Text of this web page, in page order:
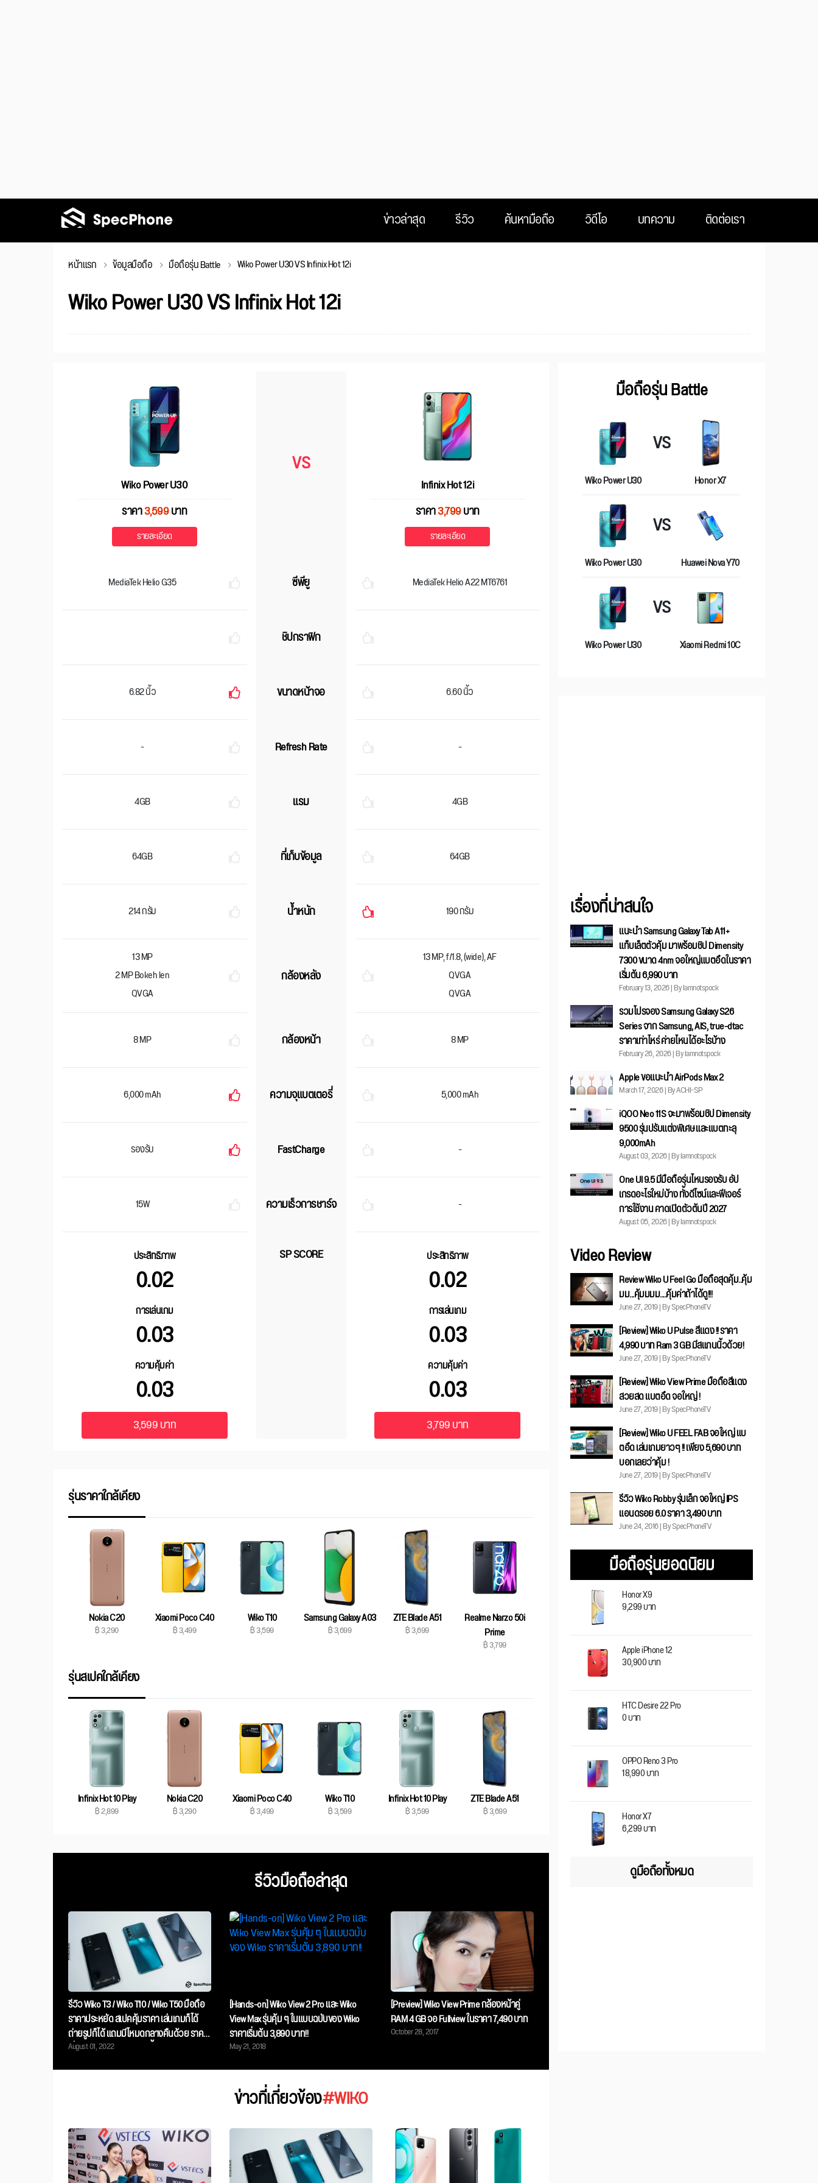
ข่าวล่าสุด รีวิว ค้นหามือถือ วิดีโอ บทความ ติดต่อเรา
หน้าแรก ข้อมูลมือถือ มือถือรุ่น Battle Wiko Power U30 VS Infinix Hot 12i
Wiko Power U30 VS Infinix Hot 12i
VS
Wiko Power U30
ราคา3,599บาท
รายละเอียด
Infinix Hot 12i
ราคา3,799บาท
รายละเอียด
ซีพียู
MediaTek Helio G35 MediaTek Helio A22 MT6761
ชิปกราฟิก
ขนาดหน้าจอ
6.82 นิ้ว 6.60 นิ้ว
Refresh Rate
- -
แรม
4GB 4GB
ที่เก็บข้อมูล
64GB 64GB
น้ำหนัก
214 กรัม 190 กรัม
กล้องหลัง
13 MP
2 MP Bokeh len
QVGA
13 MP, f/1.8, (wide), AF
QVGA
QVGA
กล้องหน้า
8 MP 8 MP
ความจุแบตเตอรี่
6,000 mAh 5,000 mAh
FastCharge
รองรับ -
ความเร็วการชาร์จ
15W -
SP SCORE
ประสิทธิภาพ
0.02
การเล่นเกม
0.03
ความคุ้มค่า
0.03
ประสิทธิภาพ
0.02
การเล่นเกม
0.03
ความคุ้มค่า
0.03
3,599 บาท 3,799 บาท
รุ่นราคาใกล้เคียง
Nokia C20
฿ 3,290
Xiaomi Poco C40
฿ 3,499
Wiko T10
฿ 3,599
Samsung Galaxy A03
฿ 3,699
ZTE Blade A51
฿ 3,699
Realme Narzo 50i
Prime
฿ 3,799
รุ่นสเปคใกล้เคียง
Infinix Hot 10 Play
฿ 2,899
Nokia C20
฿ 3,290
Xiaomi Poco C40
฿ 3,499
Wiko T10
฿ 3,599
Infinix Hot 10 Play
฿ 3,599
ZTE Blade A51
฿ 3,699
รีวิวมือถือล่าสุด
รีวิว Wiko T3 / Wiko T10 / Wiko T50 มือถือ
ราคาประหยัด สเปคคุ้มราคา เล่นเกมก็ได้
ถ่ายรูปก็ได้ แถมมีโหมดกลางคืนด้วย ราคา
เริ่มต้นแค่ 3,599 บาทเท่านั้น
August 01, 2022
[Hands-on] Wiko View 2 Pro และ Wiko
View Max รุ่นคุ้ม ๆ ในแบบฉบับของ Wiko
ราคาเริ่มต้น 3,890 บาท!!
May 21, 2018
[Preview] Wiko View Prime กล้องหน้าคู่
RAM 4 GB จอ Fullview ในราคา 7,490 บาท
October 28, 2017
ข่าวที่เกี่ยวข้อง#WIKO
มือถือรุ่น Battle
Wiko Power U30
VS
Honor X7
Wiko Power U30
VS
Huawei Nova Y70
Wiko Power U30
VS
Xiaomi Redmi 10C
เรื่องที่น่าสนใจ
แนะนำ Samsung Galaxy Tab A11+
แท็บเล็ตตัวคุ้ม มาพร้อมชิป Dimensity
7300 ขนาด 4nm จอใหญ่แบตอึดในราคา
เริ่มต้น 6,990 บาท
February 13, 2026 | By Iamnotspock
รวมโปรจอง Samsung Galaxy S26
Series จาก Samsung, AIS, true-dtac
ราคาเท่าไหร่ ค่ายไหนได้อะไรบ้าง
February 26, 2026 | By Iamnotspock
Apple ขอแนะนำ AirPods Max 2
March 17, 2026 | By ACHI-SP
iQOO Neo 11S จะมาพร้อมชิป Dimensity
9500 รุ่นปรับแต่งพิเศษ และแบตทะลุ
9,000mAh
August 03, 2026 | By Iamnotspock
One UI 9.5 มีมือถือรุ่นไหนรองรับ อัป
เกรดอะไรใหม่บ้าง ทั้งดีไซน์และฟีเจอร์
การใช้งาน คาดเปิดตัวต้นปี 2027
August 05, 2026 | By Iamnotspock
Video Review
Review Wiko U Feel Go มือถือสุดคุ้ม..คุ้ม
มม...คุ้มมมม....คุ้มค่าถ้าได้ดู!!!
June 27, 2019 | By SpecPhoneTV
[Review] Wiko U Pulse สีแดง !! ราคา
4,990 บาท Ram 3 GB มีสแกนนิ้วด้วย!
June 27, 2019 | By SpecPhoneTV
[Review] Wiko View Prime มือถือสีแดง
สวยสด แบตอึด จอใหญ่ !
June 27, 2019 | By SpecPhoneTV
[Review] Wiko U FEEL FAB จอใหญ่ แบ
ตอึด เล่นเกมยาวๆ !! เพียง 5,690 บาท
บอกเลยว่าคุ้ม !
June 27, 2019 | By SpecPhoneTV
รีวิว Wiko Robby รุ่นเล็ก จอใหญ่ IPS
แอนดรอย 6.0 ราคา 3,490 บาท
June 24, 2016 | By SpecPhoneTV
มือถือรุ่นยอดนิยม
Honor X9
9,299 บาท
Apple iPhone 12
30,900 บาท
HTC Desire 22 Pro
0 บาท
OPPO Reno 3 Pro
18,990 บาท
Honor X7
6,299 บาท
ดูมือถือทั้งหมด